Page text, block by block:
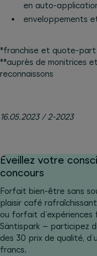
en auto-
enveloppements
*franchise et quote-part
**auprès de monitrices
reconnaissons
16.05.2023 / 2-2023
Éveillez votre
concours
Forfait bien-être sans
plaisir café
ou forfait d’expériences
Säntispark – participez
des 30 prix de qualité,
francs.